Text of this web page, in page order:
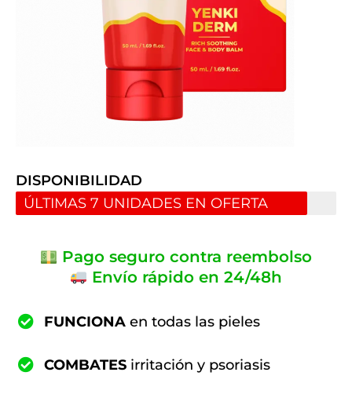
DISPONIBILIDAD
ÚLTIMAS 7 UNIDADES EN OFERTA
Pago seguro contra reembolso
Envío rápido en 24/48h
FUNCIONA en todas las pieles
COMBATES irritación y psoriasis